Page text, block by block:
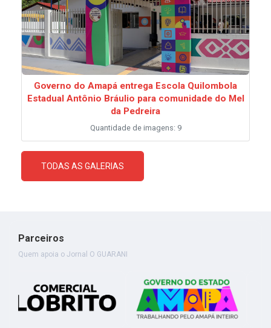
Governo do Amapá entrega Escola Quilombola
Estadual Antônio Bráulio para comunidade do Mel
da Pedreira
Quantidade de imagens: 9
TODAS AS GALERIAS
Parceiros
Quem apoia o Jornal O GUARANI